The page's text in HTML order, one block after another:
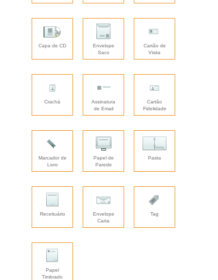
Capa de CD
Envelope
Saco
Cartão de
Visita
Crachá
Assinatura
de Email
Cartão
Fidelidade
Marcador de
Livro
Papel de
Parede
Pasta
Receituário
Envelope
Carta
Tag
Papel
Timbrado